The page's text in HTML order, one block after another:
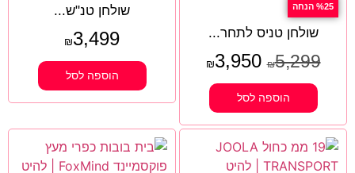
%25 הנחה
שולחן טניס לתחר...
₪5,299
₪3,950
הוספה לסל
שולחן טנ"ש...
₪3,499
הוספה לסל